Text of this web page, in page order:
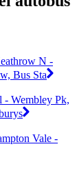
N -
Bus Sta
- Wembley Pk,
Vale -